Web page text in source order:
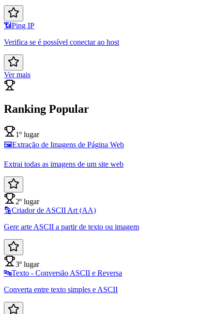
📶 Ping IP
Verifica se é possível conectar ao host
Ver mais
Ranking Popular
1º lugar
🖼️Extração de Imagens de Página Web
Extrai todas as imagens de um site web
2º lugar
🔡Criador de ASCII Art (AA)
Gere arte ASCII a partir de texto ou imagem
3º lugar
🔤Texto - Conversão ASCII e Reversa
Converta entre texto simples e ASCII